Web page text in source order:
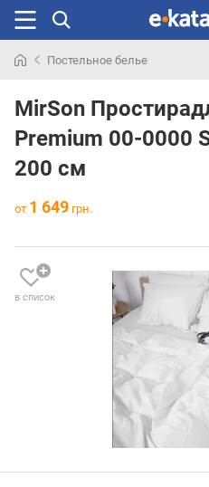
раньше
Постельное белье
MirSon
Premium 00-0000
200 см
от 1 649 грн.
в список